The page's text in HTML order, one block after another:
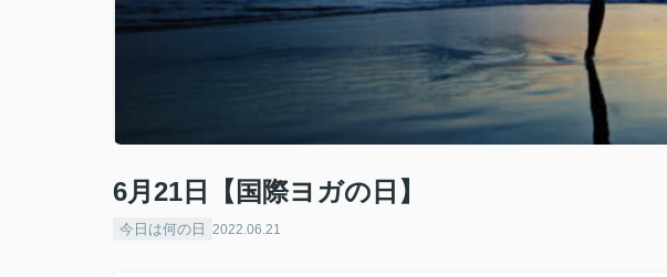
6月21日【国際ヨガの日】
今日は何の日 2022.06.21